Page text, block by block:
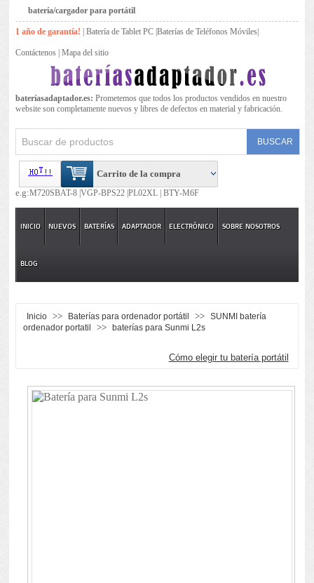
batería/cargador para portátil
1 año de garantía! |Batería de Tablet PC |Baterías de Teléfonos Móviles
Contáctenos |Mapa del sitio
bateríasadaptador.es: Prometemos que todos los productos vendidos en nuestro
website son completamente nuevos y libres de defectos en material y fabricación.
Carrito de la compra
e.g:M720SBAT-8 |VGP-BPS22 |PL02XL | BTY-M6F
INICIO NUEVOS BATERÍAS ADAPTADOR ELECTRÓNICO SOBRE NOSOTROS
BLOG
Inicio >> Baterías para ordenador portátil >>
SUNMI batería
ordenador portatil
>> baterías para Sunmi L2s
Cómo elegir tu batería portátil